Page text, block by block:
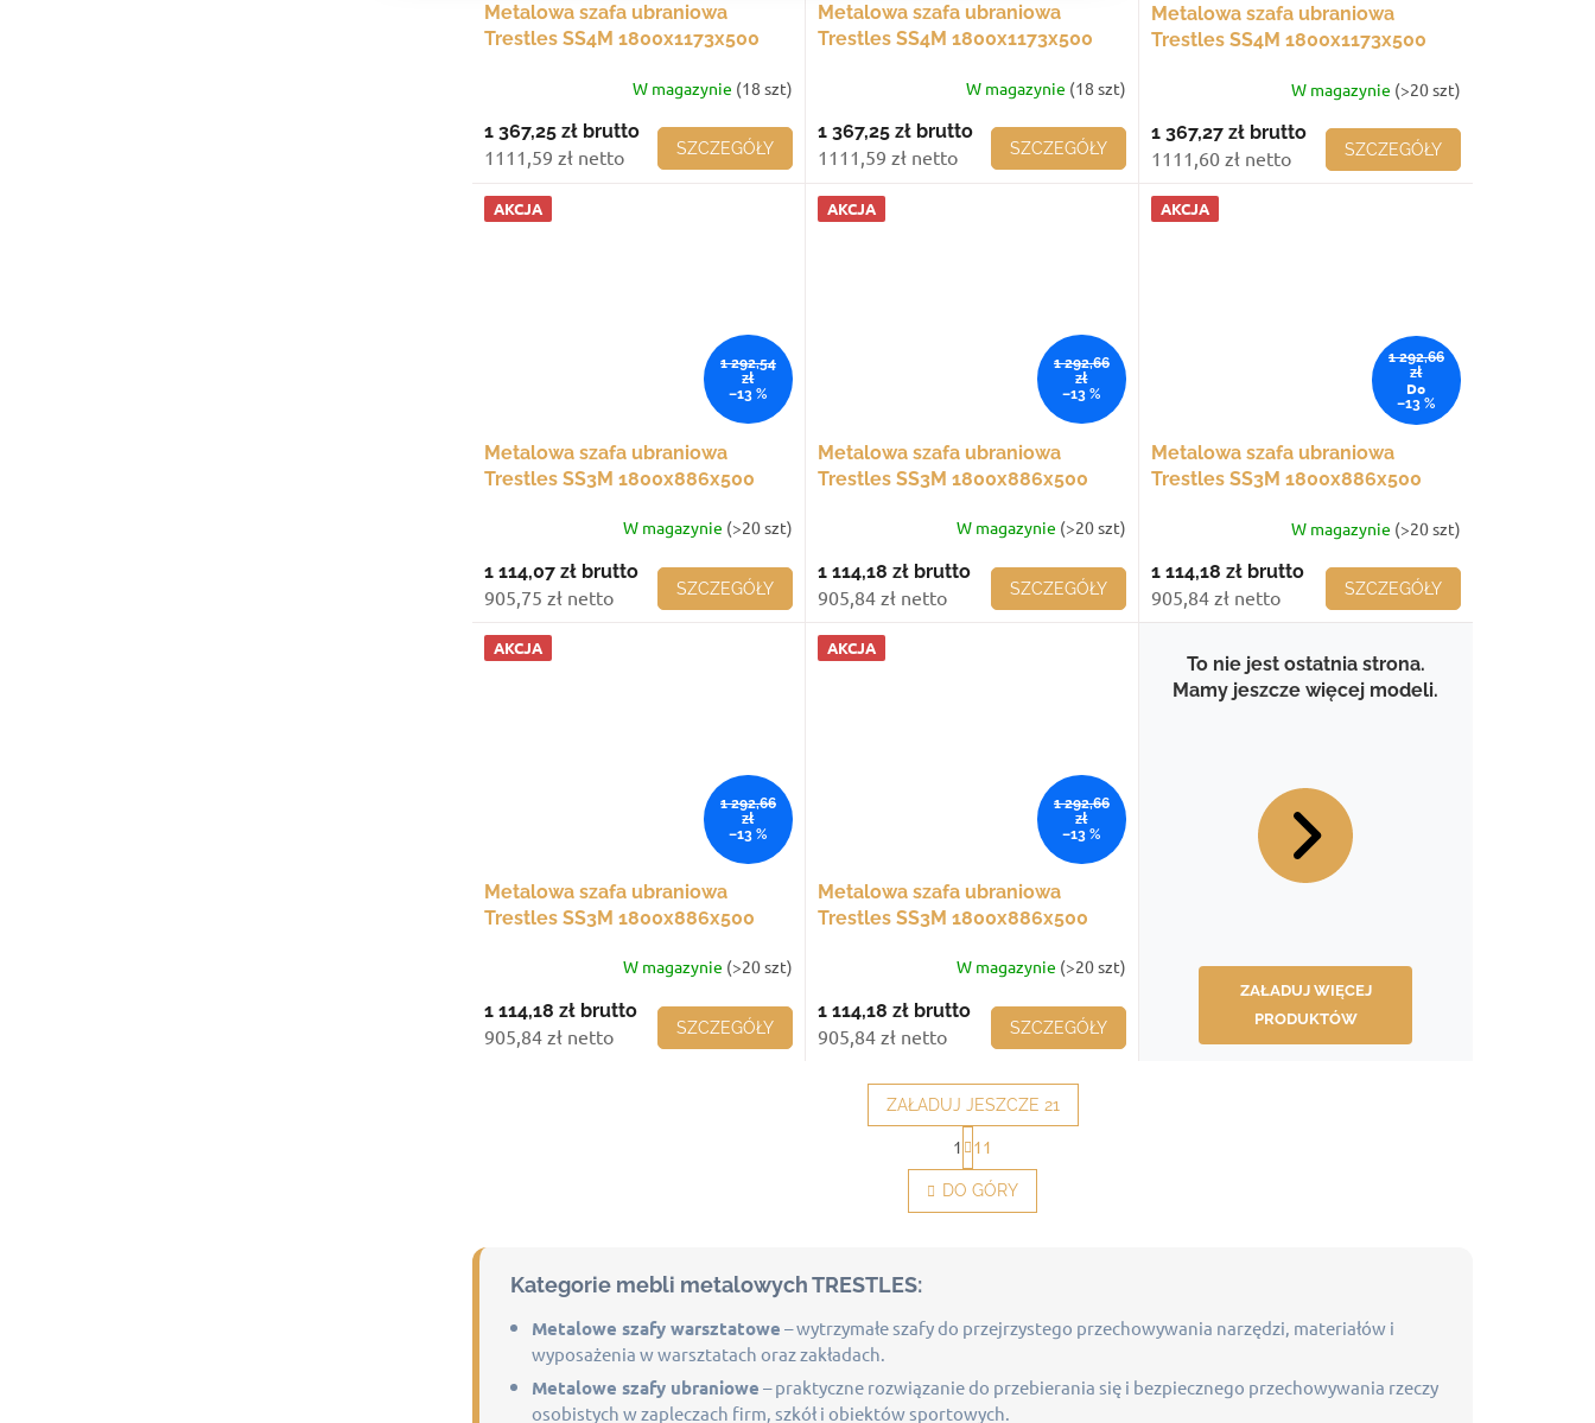
Metalowa szafa ubraniowa
Trestles SS4M 1800x1173x500
W magazynie (18 szt)
1 367,25 zł brutto
1111,59 zł netto SZCZEGÓŁY
Metalowa szafa ubraniowa
Trestles SS4M 1800x1173x500
W magazynie (18 szt)
1 367,25 zł brutto
1111,59 zł netto SZCZEGÓŁY
Metalowa szafa ubraniowa
Trestles SS4M 1800x1173x500
W magazynie (>20 szt)
1 367,27 zł brutto
1111,60 zł netto SZCZEGÓŁY
AKCJA
1 292,54
zł
–13 %
Metalowa szafa ubraniowa
Trestles SS3M 1800x886x500
W magazynie (>20 szt)
1 114,07 zł brutto
905,75 zł netto SZCZEGÓŁY
AKCJA
1 292,66
zł
–13 %
Metalowa szafa ubraniowa
Trestles SS3M 1800x886x500
W magazynie (>20 szt)
1 114,18 zł brutto
905,84 zł netto SZCZEGÓŁY
AKCJA
1 292,66
zł
Do
–13 %
Metalowa szafa ubraniowa
Trestles SS3M 1800x886x500
W magazynie (>20 szt)
1 114,18 zł brutto
905,84 zł netto SZCZEGÓŁY
AKCJA
1 292,66
zł
–13 %
Metalowa szafa ubraniowa
Trestles SS3M 1800x886x500
W magazynie (>20 szt)
1 114,18 zł brutto
905,84 zł netto SZCZEGÓŁY
AKCJA
1 292,66
zł
–13 %
Metalowa szafa ubraniowa
Trestles SS3M 1800x886x500
W magazynie (>20 szt)
1 114,18 zł brutto
905,84 zł netto SZCZEGÓŁY
To nie jest ostatnia strona.
Mamy jeszcze więcej modeli.
ZAŁADUJ WIĘCEJ
PRODUKTÓW
K
o
n
i
i
s
ZAŁADUJ JESZCZE 21
P
a
g
i
n
1 11
DO GÓRY
Kategorie mebli metalowych TRESTLES:
Metalowe szafy warsztatowe – wytrzymałe szafy do przejrzystego przechowywania narzędzi, materiałów i
wyposażenia w warsztatach oraz zakładach.
Metalowe szafy ubraniowe – praktyczne rozwiązanie do przebierania się i bezpiecznego przechowywania rzeczy
osobistych w zapleczach firm, szkół i obiektów sportowych.